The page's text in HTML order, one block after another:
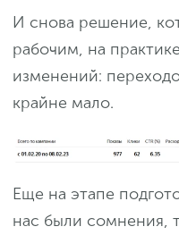
И снова решение,
рабочим, на
изменений:
крайне мало.
Еще на этапе
нас были сомнения,